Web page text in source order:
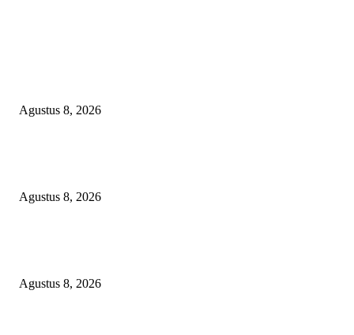
Agustus 8, 2026
Agustus 8, 2026
Agustus 8, 2026